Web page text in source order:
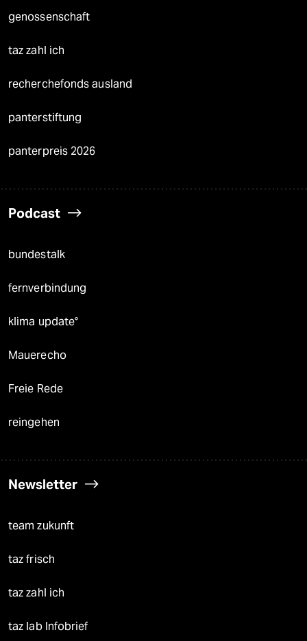
genossenschaft
taz zahl ich
recherchefonds ausland
panterstiftung
panterpreis 2026
Podcast
bundestalk
fernverbindung
klima update°
Mauerecho
Freie Rede
reingehen
Newsletter
team zukunft
taz frisch
taz zahl ich
taz lab Infobrief